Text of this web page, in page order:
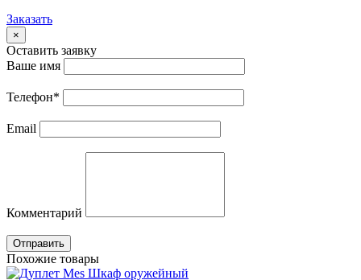
Заказать
×
Оставить заявку
Ваше имя
Телефон*
Email
Комментарий
Отправить
Похожие товары